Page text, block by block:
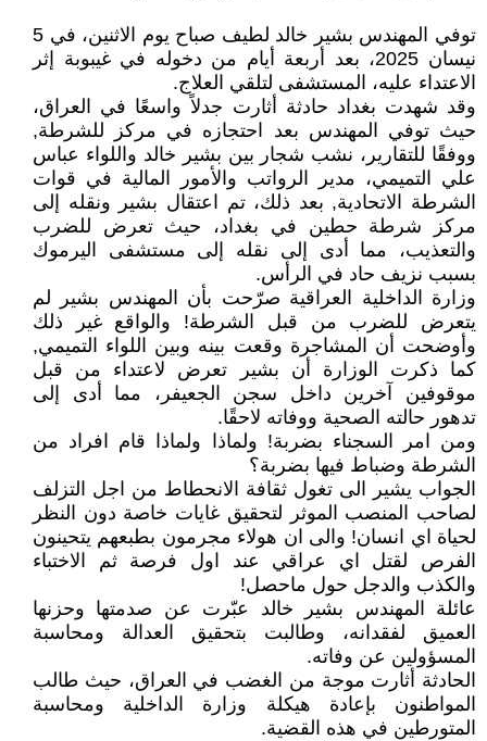
توفي المهندس بشير خالد لطيف صباح يوم الاثنين، في 5
نيسان 2025، بعد أربعة أيام من دخوله في غيبوبة إثر
الاعتداء عليه، المستشفى لتلقي العلاج.
وقد شهدت بغداد حادثة أثارت جدلاً واسعًا في العراق،
حيث توفي المهندس بعد احتجازه في مركز للشرطة,
ووفقًا للتقارير، نشب شجار بين بشير خالد واللواء عباس
علي التميمي، مدير الرواتب والأمور المالية في قوات
الشرطة الاتحادية, بعد ذلك، تم اعتقال بشير ونقله إلى
مركز شرطة حطين في بغداد، حيث تعرض للضرب
والتعذيب، مما أدى إلى نقله إلى مستشفى اليرموك
بسبب نزيف حاد في الرأس.
وزارة الداخلية العراقية صرّحت بأن المهندس بشير لم
يتعرض للضرب من قبل الشرطة! والواقع غير ذلك
وأوضحت أن المشاجرة وقعت بينه وبين اللواء التميمي,
كما ذكرت الوزارة أن بشير تعرض لاعتداء من قبل
موقوفين آخرين داخل سجن الجعيفر، مما أدى إلى
تدهور حالته الصحية ووفاته لاحقًا.
ومن امر السجناء بضربة! ولماذا ولماذا قام افراد من
الشرطة وضباط فيها بضربة؟
الجواب يشير الى تغول ثقافة الانحطاط من اجل التزلف
لصاحب المنصب الموثر لتحقيق غايات خاصة دون النظر
لحياة اي انسان! والى ان هولاء مجرمون بطبعهم يتحينون
الفرص لقتل اي عراقي عند اول فرصة ثم الاختباء
والكذب والدجل حول ماحصل!
عائلة المهندس بشير خالد عبّرت عن صدمتها وحزنها
العميق لفقدانه، وطالبت بتحقيق العدالة ومحاسبة
المسؤولين عن وفاته.
الحادثة أثارت موجة من الغضب في العراق، حيث طالب
المواطنون بإعادة هيكلة وزارة الداخلية ومحاسبة
المتورطين في هذه القضية.